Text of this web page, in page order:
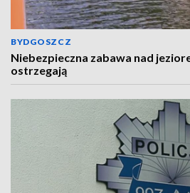
BYDGOSZCZ
Niebezpieczna zabawa nad
ostrzegają